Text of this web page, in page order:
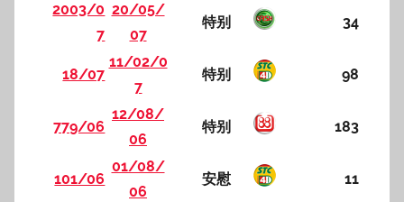
2003/0
7
20/05/
07
特别 34
18/07
11/02/0
7
特别 98
779/06
12/08/
06
特别 183
101/06
01/08/
06
安慰 11